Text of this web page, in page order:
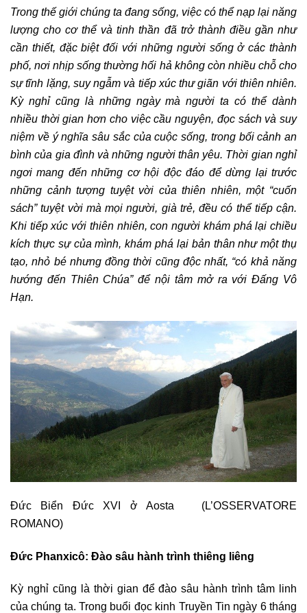
Trong thế giới chúng ta đang sống, việc có thể nạp lại năng
lượng cho cơ thể và tinh thần đã trở thành điều gần như
cần thiết, đặc biệt đối với những người sống ở các thành
phố, nơi nhịp sống thường hối hả không còn nhiều chỗ cho
sự tĩnh lặng, suy ngẫm và tiếp xúc thư giãn với thiên nhiên.
Kỳ nghỉ cũng là những ngày mà người ta có thể dành
nhiều thời gian hơn cho việc cầu nguyện, đọc sách và suy
niệm về ý nghĩa sâu sắc của cuộc sống, trong bối cảnh an
bình của gia đình và những người thân yêu. Thời gian nghỉ
ngơi mang đến những cơ hội độc đáo để dừng lại trước
những cảnh tượng tuyệt vời của thiên nhiên, một “cuốn
sách” tuyệt vời mà mọi người, già trẻ, đều có thể tiếp cận.
Khi tiếp xúc với thiên nhiên, con người khám phá lại chiều
kích thực sự của mình, khám phá lại bản thân như một thụ
tạo, nhỏ bé nhưng đồng thời cũng độc nhất, “có khả năng
hướng đến Thiên Chúa” để nội tâm mở ra với Đấng Vô
Hạn.
Đức Biển Đức XVI ở Aosta (L’OSSERVATORE
ROMANO)
Đức Phanxicô: Đào sâu hành trình thiêng liêng
Kỳ nghỉ cũng là thời gian để đào sâu hành trình tâm linh
của chúng ta. Trong buổi đọc kinh Truyền Tin ngày 6 tháng